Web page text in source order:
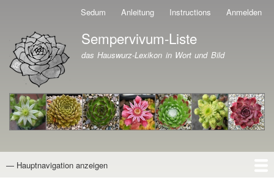
Direkt
zum
Inhalt
Sedum Anleitung Instructions Anmelden
Branding der Website
Sempervivum-Liste
das Hauswurz-Lexikon in Wort und Bild
Hauptnavigation
— Hauptnavigation anzeigen